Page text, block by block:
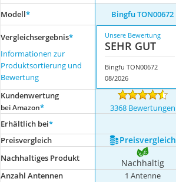
Modell* Bingfu TON00672
Vergleichsergebnis*
Informationen zur
Produktsortierung und
Bewertung
Unsere Bewertung
SEHR GUT
Bingfu TON00672
08/2026
Kundenwertung
bei Amazon* 3368 Bewertungen
Erhältlich bei*
Preis­vergleich
Preis­vergleich
Nachhaltiges Produkt Nachhaltig
Anzahl Antennen 1 Antenne